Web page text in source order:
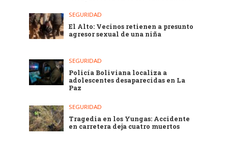
SEGURIDAD
El Alto: Vecinos retienen a presunto
agresor sexual de una niña
SEGURIDAD
Policía Boliviana localiza a
adolescentes desaparecidas en La
Paz
SEGURIDAD
Tragedia en los Yungas: Accidente
en carretera deja cuatro muertos